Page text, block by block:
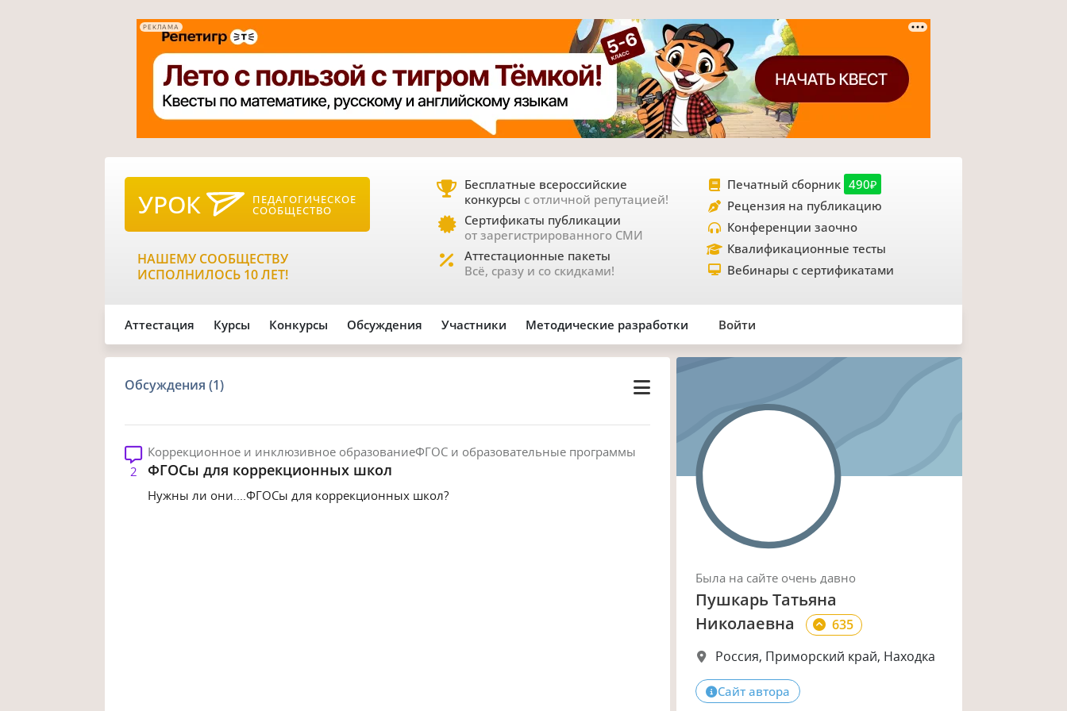
РЕКЛАМА
УРОК ПЕДАГОГИЧЕСКОЕ
СООБЩЕСТВО
НАШЕМУ СООБЩЕСТВУ
ИСПОЛНИЛОСЬ 10 ЛЕТ!
Бесплатные всероссийские
конкурсы с отличной репутацией!
Сертификаты публикации
от зарегистрированного СМИ
Аттестационные пакеты
Всё, сразу и со скидками!
Печатный сборник 490₽
Рецензия на публикацию
Конференции заочно
Квалификационные тесты
Вебинары с сертификатами
Аттестация Курсы Конкурсы Обсуждения Участники Методические разработки Войти
Обсуждения (1)
2
Коррекционное и инклюзивное образованиеФГОС и образовательные программы
ФГОСы для коррекционных школ
Нужны ли они....ФГОСы для коррекционных школ?
Была на сайте очень давно
Пушкарь Татьяна
Николаевна
635
Россия, Приморский край, Находка
Сайт автора